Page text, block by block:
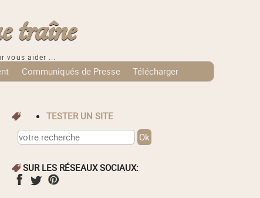
traîne
vous aider ...
Communiqués de Presse
Télécharger
TESTER UN SITE
SUR LES RÉSEAUX SOCIAUX: